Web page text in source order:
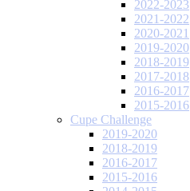
2022-2023
2021-2022
2020-2021
2019-2020
2018-2019
2017-2018
2016-2017
2015-2016
Cupe Challenge
2019-2020
2018-2019
2016-2017
2015-2016